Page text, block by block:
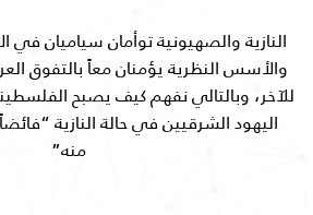
النازية والصهيونية توأمان سياميان في
والأسس النظرية يؤمنان معاً بالتفوق
للآخر، وبالتالي نفهم كيف يصبح
اليهود الشرقيين في حالة النازية
منه”